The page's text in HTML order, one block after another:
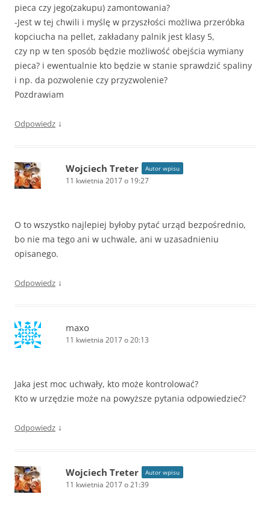
pieca czy jego(zakupu) zamontowania?
-Jest w tej chwili i myślę w przyszłości możliwa przeróbka
kopciucha na pellet, zakładany palnik jest klasy 5,
czy np w ten sposób będzie możliwość obejścia wymiany
pieca? i ewentualnie kto będzie w stanie sprawdzić spaliny
i np. da pozwolenie czy przyzwolenie?
Pozdrawiam
Odpowiedz ↓
Wojciech Treter Autor wpisu
11 kwietnia 2017 o 19:27
O to wszystko najlepiej byłoby pytać urząd bezpośrednio,
bo nie ma tego ani w uchwale, ani w uzasadnieniu
opisanego.
Odpowiedz ↓
maxo
11 kwietnia 2017 o 20:13
Jaka jest moc uchwały, kto może kontrolować?
Kto w urzędzie może na powyższe pytania odpowiedzieć?
Odpowiedz ↓
Wojciech Treter Autor wpisu
11 kwietnia 2017 o 21:39